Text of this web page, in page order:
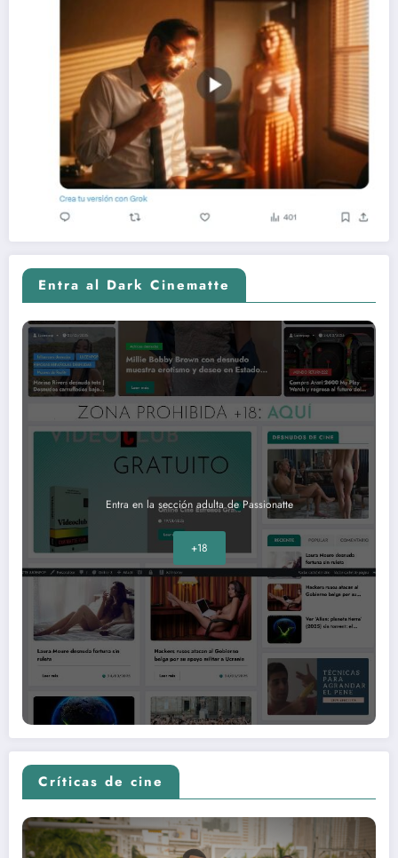
Entra al Dark Cinematte
Entra en la sección adulta de Passionatte
+18
Críticas de cine